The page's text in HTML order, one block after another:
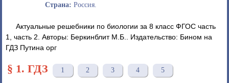
Страна: Россия.
Актуальные решебники по биологии за 8 класс ФГОС часть
1, часть 2. Авторы: Беркинблит М.Б.. Издательство: Бином на
ГДЗ Путина орг
§ 1. ГДЗ 1 2 3 4 5